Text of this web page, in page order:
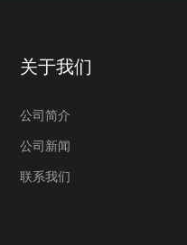
关于我们
公司简介
公司新闻
联系我们